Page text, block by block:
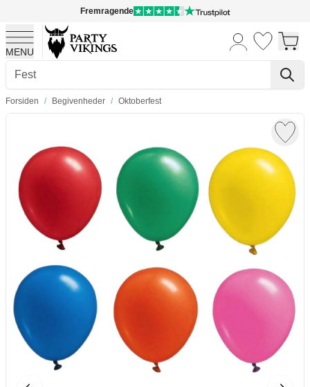
Fremragende
MENU
Skip to Content
Forsiden / Begivenheder / Oktoberfest